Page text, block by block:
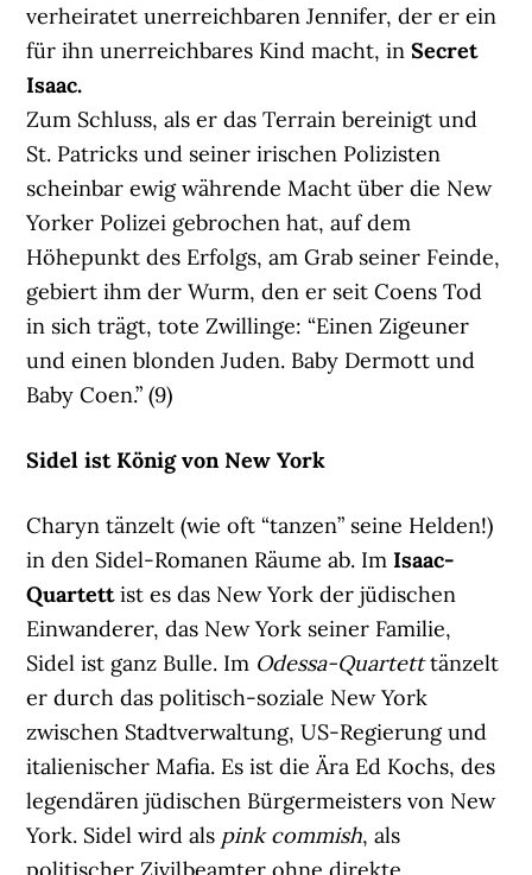
verheiratet unerreichbaren Jennifer, der er ein
für ihn unerreichbares Kind macht, inSecret
Isaac.
Zum Schluss, als er das Terrain bereinigt und
St. Patricks und seiner irischen Polizisten
scheinbar ewig währende Macht über die New
Yorker Polizei gebrochen hat, auf dem
Höhepunkt des Erfolgs, am Grab seiner Feinde,
gebiert ihm der Wurm, den er seit Coens Tod
in sich trägt, tote Zwillinge: “Einen Zigeuner
und einen blonden Juden. Baby Dermott und
Baby Coen.” (9)
Sidel ist König von New York
Charyn tänzelt (wie oft “tanzen” seine Helden!)
in den Sidel-Romanen Räume ab. ImIsaac-
Quartettist es das New York der jüdischen
Einwanderer, das New York seiner Familie,
Sidel ist ganz Bulle. Im Odessa-Quartetttänzelt
er durch das politisch-soziale New York
zwischen Stadtverwaltung, US-Regierung und
italienischer Mafia. Es ist die Ära Ed Kochs, des
legendären jüdischen Bürgermeisters von New
York. Sidel wird als pink commish, als
politischer Zivilbeamter ohne direkte